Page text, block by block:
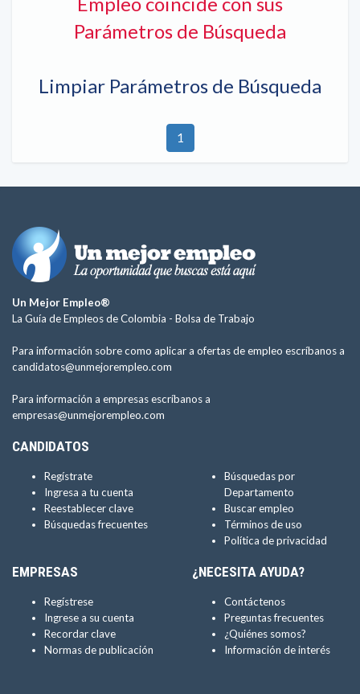
Parámetros de Búsqueda
Limpiar Parámetros de Búsqueda
1
Un Mejor Empleo®
La Guía de Empleos de Colombia - Bolsa de Trabajo
Para información sobre como aplicar a ofertas de empleo escríbanos a
candidatos@unmejorempleo.com
Para información a empresas escríbanos a
empresas@unmejorempleo.com
CANDIDATOS
Regístrate
Ingresa a tu cuenta
Reestablecer clave
Búsquedas frecuentes
Búsquedas por
Departamento
Buscar empleo
Términos de uso
Política de privacidad
EMPRESAS
Regístrese
Ingrese a su cuenta
Recordar clave
Normas de publicación
¿NECESITA AYUDA?
Contáctenos
Preguntas frecuentes
¿Quiénes somos?
Información de interés